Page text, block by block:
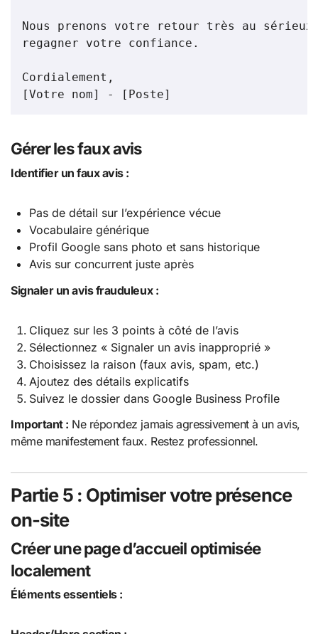
Nous prenons votre retour très au
regagner votre confiance.
Cordialement,
[Votre nom] - [Poste]
Gérer les faux avis
Identifier un faux avis :
Pas de détail sur l’expérience vécue
Vocabulaire générique
Profil Google sans photo et sans historique
Avis sur concurrent juste après
Signaler un avis frauduleux :
Cliquez sur les 3 points à côté de l’avis
Sélectionnez « Signaler un avis inapproprié »
Choisissez la raison (faux avis, spam, etc.)
Ajoutez des détails explicatifs
Suivez le dossier dans Google Business Profile
Important : Ne répondez jamais agressivement à un avis,
même manifestement faux. Restez professionnel.
Partie 5 : Optimiser votre présence
on-site
Créer une page d’accueil optimisée
localement
Éléments essentiels :